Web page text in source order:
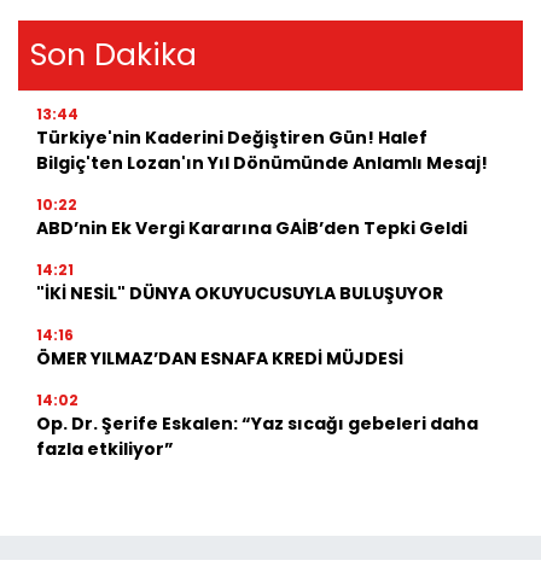
Son Dakika
13:44
Türkiye'nin Kaderini Değiştiren Gün! Halef
Bilgiç'ten Lozan'ın Yıl Dönümünde Anlamlı Mesaj!
10:22
ABD’nin Ek Vergi Kararına GAİB’den Tepki Geldi
14:21
"İKİ NESİL" DÜNYA OKUYUCUSUYLA BULUŞUYOR
14:16
ÖMER YILMAZ’DAN ESNAFA KREDİ MÜJDESİ
14:02
Op. Dr. Şerife Eskalen: “Yaz sıcağı gebeleri daha
fazla etkiliyor”